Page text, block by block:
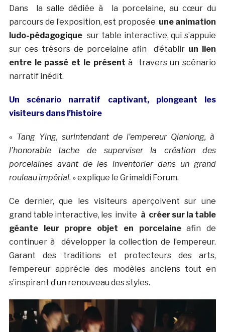
Dans la salle dédiée à la porcelaine, au cœur du
parcours de l’exposition, est proposée une animation
ludo-pédagogiquesur table interactive, qui s’appuie
sur ces trésors de porcelaine afin d’établir un lien
entre le passé et le présent à travers un scénario
narratif inédit.
Un scénario narratif captivant, plongeant les
visiteurs dans l’histoire
« Tang Ying, surintendant de l’empereur Qianlong, à
l’honorable tache de superviser la création des
porcelaines avant de les inventorier dans un grand
rouleau impérial. » explique le Grimaldi Forum.
Ce dernier, que les visiteurs aperçoivent sur une
grand table interactive, les invite à créer sur la table
géante leur propre objet en porcelaineafin de
continuer à développer la collection de l’empereur.
Garant des traditions et protecteurs des arts,
l’empereur apprécie des modèles anciens tout en
s’inspirant d’un renouveau des styles.